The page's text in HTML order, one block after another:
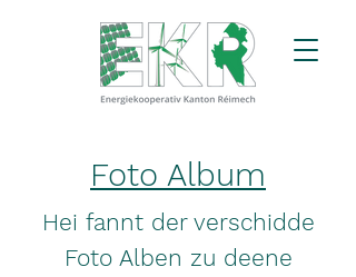
Foto Album
Hei fannt der verschidde
Foto Alben zu deene